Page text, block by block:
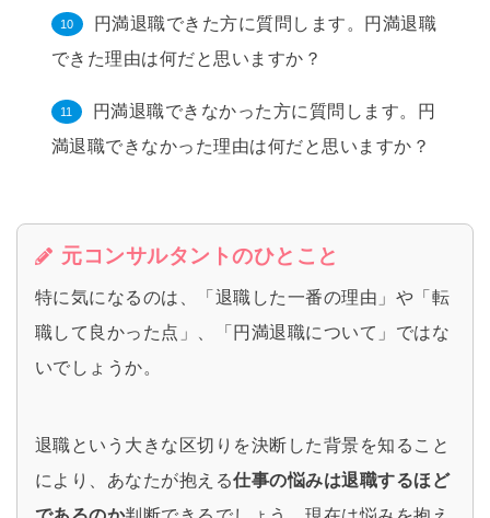
円満退職できた方に質問します。円満退職
できた理由は何だと思いますか？
円満退職できなかった方に質問します。円
満退職できなかった理由は何だと思いますか？
元コンサルタントのひとこと
特に気になるのは、「退職した一番の理由」や「転
職して良かった点」、「円満退職について」ではな
いでしょうか。
退職という大きな区切りを決断した背景を知ること
により、あなたが抱える仕事の悩みは退職するほど